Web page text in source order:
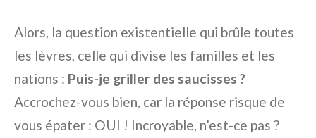
Alors, la question existentielle qui brûle toutes
les lèvres, celle qui divise les familles et les
nations : Puis-je griller des saucisses ?
Accrochez-vous bien, car la réponse risque de
vous épater : OUI ! Incroyable, n’est-ce pas ?